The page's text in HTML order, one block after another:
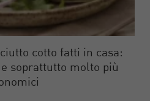
cotto fatti in casa:
soprattutto molto più